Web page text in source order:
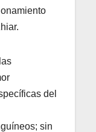
del
sin